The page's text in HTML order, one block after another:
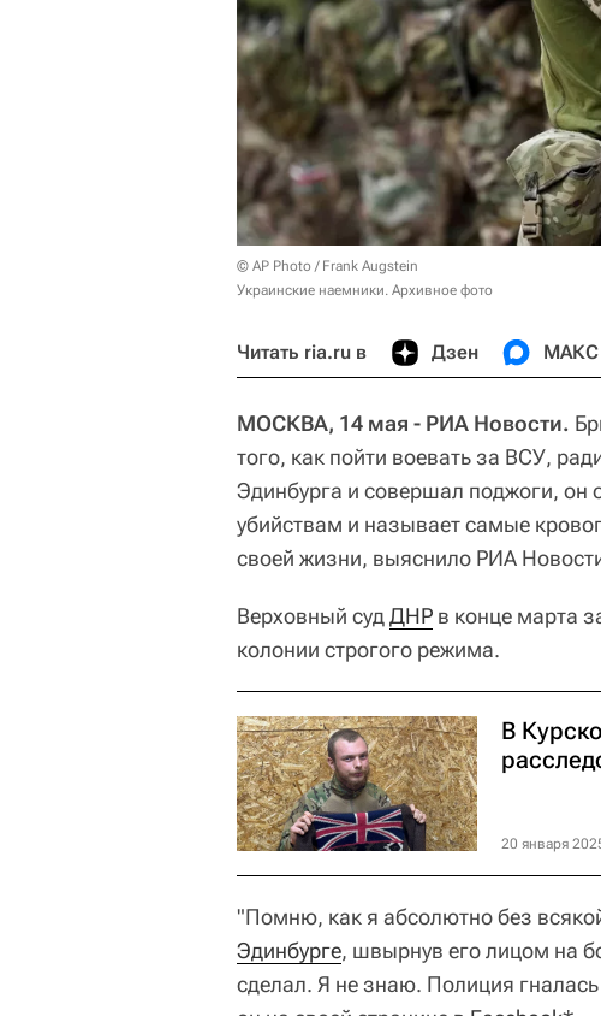
© AP Photo / Frank Augstein
Украинские наемники. Архивное фото
Читать ria.ru в Дзен МАКС
МОСКВА, 14 мая - РИА Новости.
того, как пойти воевать за ВСУ,
Эдинбурга и совершал поджоги, он
убийствам и называет самые
своей жизни, выяснило РИА
Верховный судДНР в конце марта
колонии строгого режима.
В
20 января
"Помню, как я абсолютно без
Эдинбурге, швырнув его лицом на
сделал. Я не знаю. Полиция